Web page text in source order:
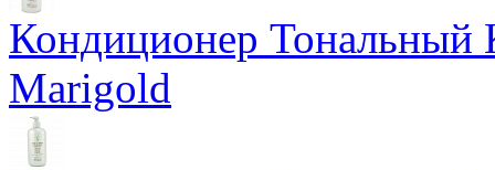
Кондиционер Тональный
Marigold